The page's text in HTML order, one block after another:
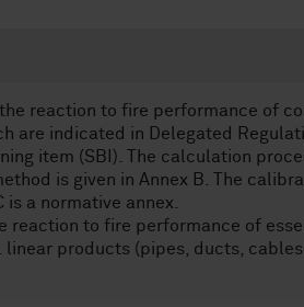
reaction to fire performance of
are indicated in Delegated
item (SBI). The calculation
is given in Annex B. The
is a normative annex.
reaction to fire performance of
products (pipes, ducts,